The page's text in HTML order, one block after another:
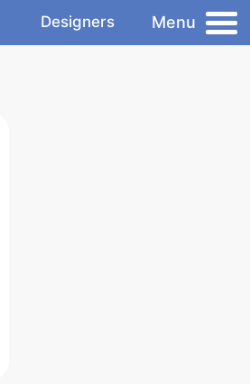
Designers Menu